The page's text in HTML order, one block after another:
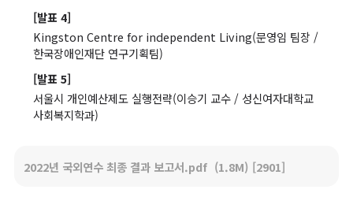
[발표 4]
Kingston Centre for independent Living(문영임 팀장 /
한국장애인재단 연구기획팀)
[발표 5]
서울시 개인예산제도 실행전략(이승기 교수 / 성신여자대학교
사회복지학과)
2022년 국외연수 최종 결과 보고서.pdf (1.8M) [2901]